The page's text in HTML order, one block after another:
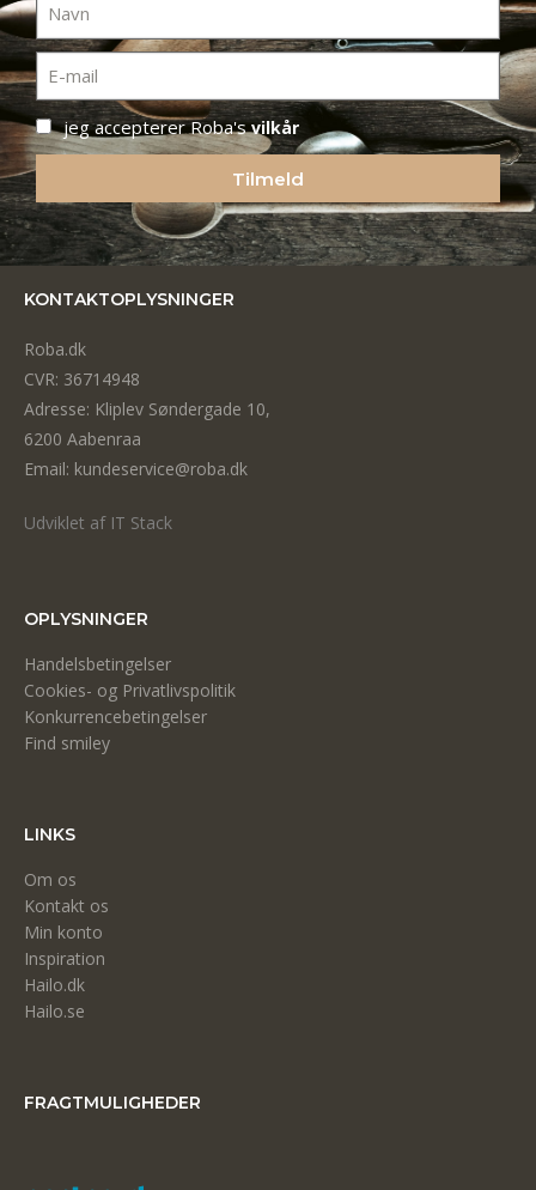
jeg accepterer Roba'svilkår
Tilmeld
KONTAKTOPLYSNINGER
Roba.dk
CVR: 36714948
Adresse: Kliplev Søndergade 10,
6200 Aabenraa
Email: kundeservice@roba.dk
Udviklet af IT Stack
OPLYSNINGER
Handelsbetingelser
Cookies- og Privatlivspolitik
Konkurrencebetingelser
Find smiley
LINKS
Om os
Kontakt os
Min konto
Inspiration
Hailo.dk
Hailo.se
FRAGTMULIGHEDER